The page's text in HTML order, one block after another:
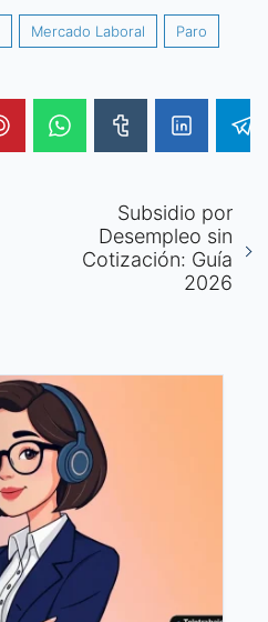
Mercado Laboral Paro
Subsidio por
Desempleo sin
Cotización: Guía
2026